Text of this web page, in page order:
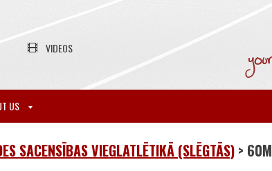
VIDEOS
US
SACENSĪBAS VIEGLATLĒTIKĀ (SLĒGTĀS) > 60M